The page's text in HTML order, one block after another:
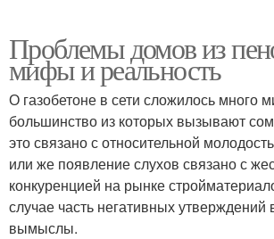
Проблемы домов из
мифы и реальность
О газобетоне в сети сложилось много
большинство из которых вызывают
это связано с относительной
или же появление слухов связано с
конкуренцией на рынке
случае часть негативных утверждений
вымыслы.